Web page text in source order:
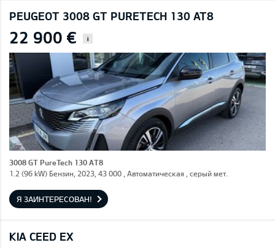
PEUGEOT 3008 GT PURETECH 130 AT8
22 900 € i
3008 GT PureTech 130 AT8
1.2 (96 kW) Бензин, 2023, 43 000 , Автоматическая , серый мет.
Я ЗАИНТЕРЕСОВАН!
KIA CEED EX